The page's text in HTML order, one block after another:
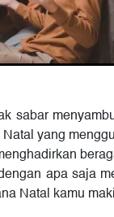
sabar
yang
apa saja
Natal kamu